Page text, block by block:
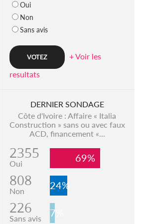
Oui
Non
Sans avis
+ Voir les
resultats
DERNIER SONDAGE
Côte d'Ivoire : Affaire « Italia
Construction » sans ou avec faux
ACD, financement «...
2355
Oui 69%
808
Non 24%
226
Sans avis 7%